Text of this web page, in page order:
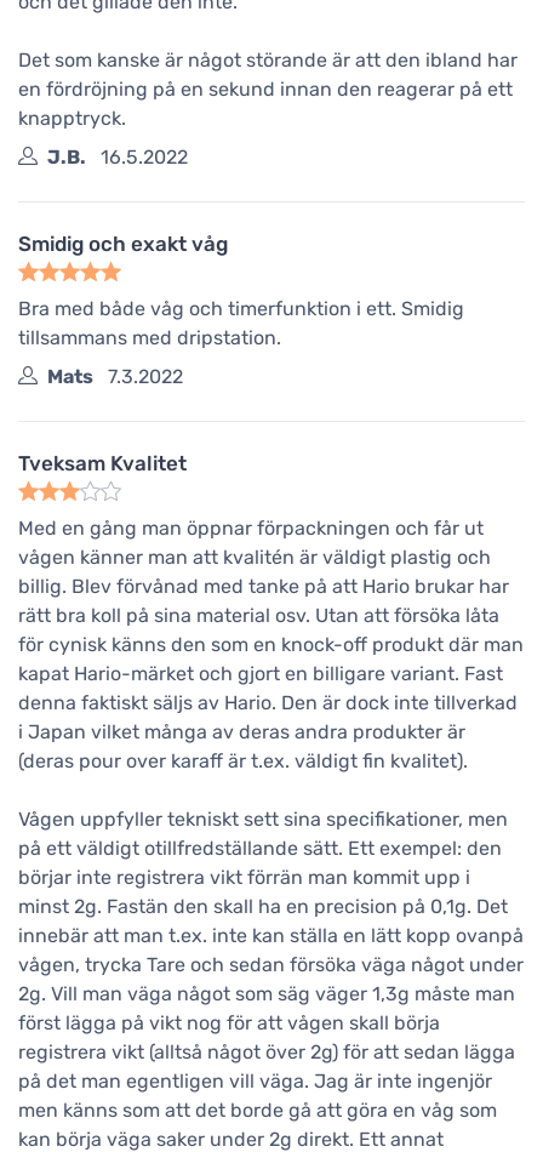
Det som kanske är något störande är att den ibland har
en fördröjning på en sekund innan den reagerar på ett
knapptryck.
J.B.
16.5.2022
Smidig och exakt våg
Bra med både våg och timerfunktion i ett. Smidig
tillsammans med dripstation.
Mats
7.3.2022
Tveksam Kvalitet
Med en gång man öppnar förpackningen och får ut
vågen känner man att kvalitén är väldigt plastig och
billig. Blev förvånad med tanke på att Hario brukar har
rätt bra koll på sina material osv. Utan att försöka låta
för cynisk känns den som en knock-off produkt där man
kapat Hario-märket och gjort en billigare variant. Fast
denna faktiskt säljs av Hario. Den är dock inte tillverkad
i Japan vilket många av deras andra produkter är
(deras pour over karaff är t.ex. väldigt fin kvalitet).
Vågen uppfyller tekniskt sett sina specifikationer, men
på ett väldigt otillfredställande sätt. Ett exempel: den
börjar inte registrera vikt förrän man kommit upp i
minst 2g. Fastän den skall ha en precision på 0,1g. Det
innebär att man t.ex. inte kan ställa en lätt kopp ovanpå
vågen, trycka Tare och sedan försöka väga något under
2g. Vill man väga något som säg väger 1,3g måste man
först lägga på vikt nog för att vågen skall börja
registrera vikt (alltså något över 2g) för att sedan lägga
på det man egentligen vill väga. Jag är inte ingenjör
men känns som att det borde gå att göra en våg som
kan börja väga saker under 2g direkt. Ett annat